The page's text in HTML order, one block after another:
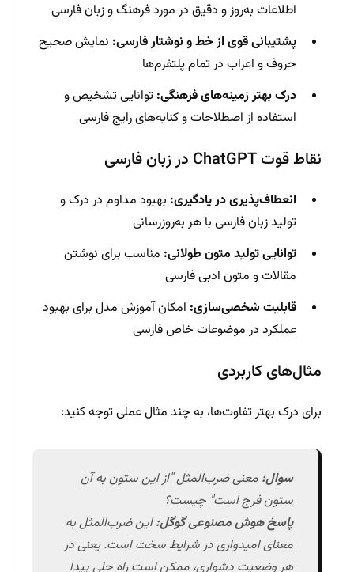
اطلاعات به‌روز و دقیق در مورد فرهنگ و زبان فارسی
پشتیبانی قوی از خط و نوشتار فارسی: نمایش صحیح
حروف و اعراب در تمام پلتفرم‌ها
درک بهتر زمینه‌های فرهنگی: توانایی تشخیص و
استفاده از اصطلاحات و کنایه‌های رایج فارسی
نقاط قوت ChatGPT در زبان فارسی
انعطاف‌پذیری در یادگیری: بهبود مداوم در درک و
تولید زبان فارسی با هر به‌روزرسانی
توانایی تولید متون طولانی: مناسب برای نوشتن
مقالات و متون ادبی فارسی
قابلیت شخصی‌سازی: امکان آموزش مدل برای بهبود
عملکرد در موضوعات خاص فارسی
مثال‌های کاربردی
برای درک بهتر تفاوت‌ها، به چند مثال عملی توجه کنید:
سوال: معنی ضرب‌المثل "از این ستون به آن
ستون فرج است" چیست؟
پاسخ هوش مصنوعی گوگل:این ضرب‌المثل به
معنای امیدواری در شرایط سخت است. یعنی در
هر وضعیت دشواری، ممکن است راه حلی پیدا